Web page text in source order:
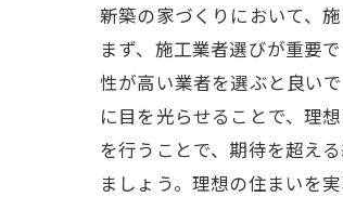
新築の家づくりにおいて、
まず、施工業者選びが重要
性が高い業者を選ぶと良い
に目を光らせることで、理
を行うことで、期待を超え
ましょう。理想の住まいを